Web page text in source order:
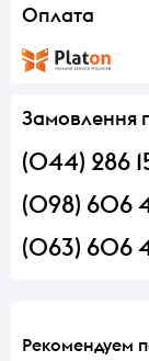
Оплата
Замовлення
(044) 286
(098) 606
(063) 606
Рекомендуем